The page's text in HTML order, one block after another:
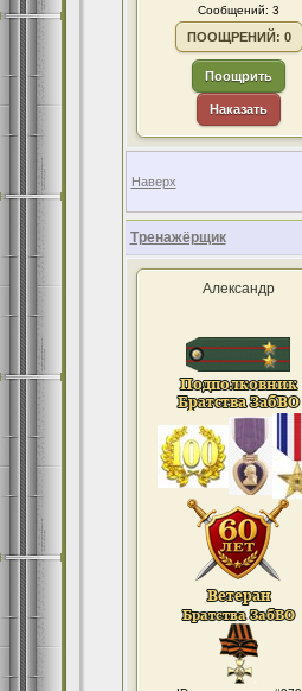
Сообщений: 3
ПООЩРЕНИЙ: 0
Поощрить
Наказать
Наверх
Тренажёрщик
Александр